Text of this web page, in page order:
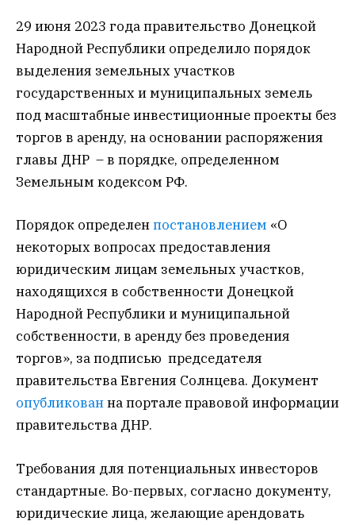
29 июня 2023 года правительство Донецкой
Народной Республики определило порядок
выделения земельных участков
государственных и муниципальных земель
под масштабные инвестиционные проекты без
торгов в аренду, на основании распоряжения
главы ДНР – в порядке, определенном
Земельным кодексом РФ.
Порядок определенпостановлением «О
некоторых вопросах предоставления
юридическим лицам земельных участков,
находящихся в собственности Донецкой
Народной Республики и муниципальной
собственности, в аренду без проведения
торгов», за подписью председателя
правительства Евгения Солнцева. Документ
опубликованна портале правовой информации
правительства ДНР.
Требования для потенциальных инвесторов
стандартные. Во-первых, согласно документу,
юридические лица, желающие арендовать